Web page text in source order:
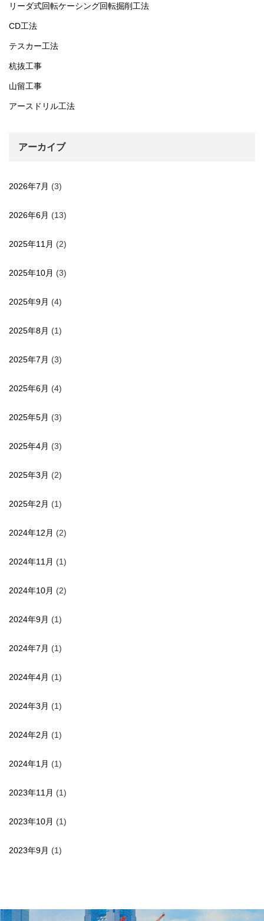
リーダ式回転ケーシング回転掘削工法
CD工法
テスカー工法
杭抜工事
山留工事
アースドリル工法
アーカイブ
2026年7月 (3)
2026年6月 (13)
2025年11月 (2)
2025年10月 (3)
2025年9月 (4)
2025年8月 (1)
2025年7月 (3)
2025年6月 (4)
2025年5月 (3)
2025年4月 (3)
2025年3月 (2)
2025年2月 (1)
2024年12月 (2)
2024年11月 (1)
2024年10月 (2)
2024年9月 (1)
2024年7月 (1)
2024年4月 (1)
2024年3月 (1)
2024年2月 (1)
2024年1月 (1)
2023年11月 (1)
2023年10月 (1)
2023年9月 (1)